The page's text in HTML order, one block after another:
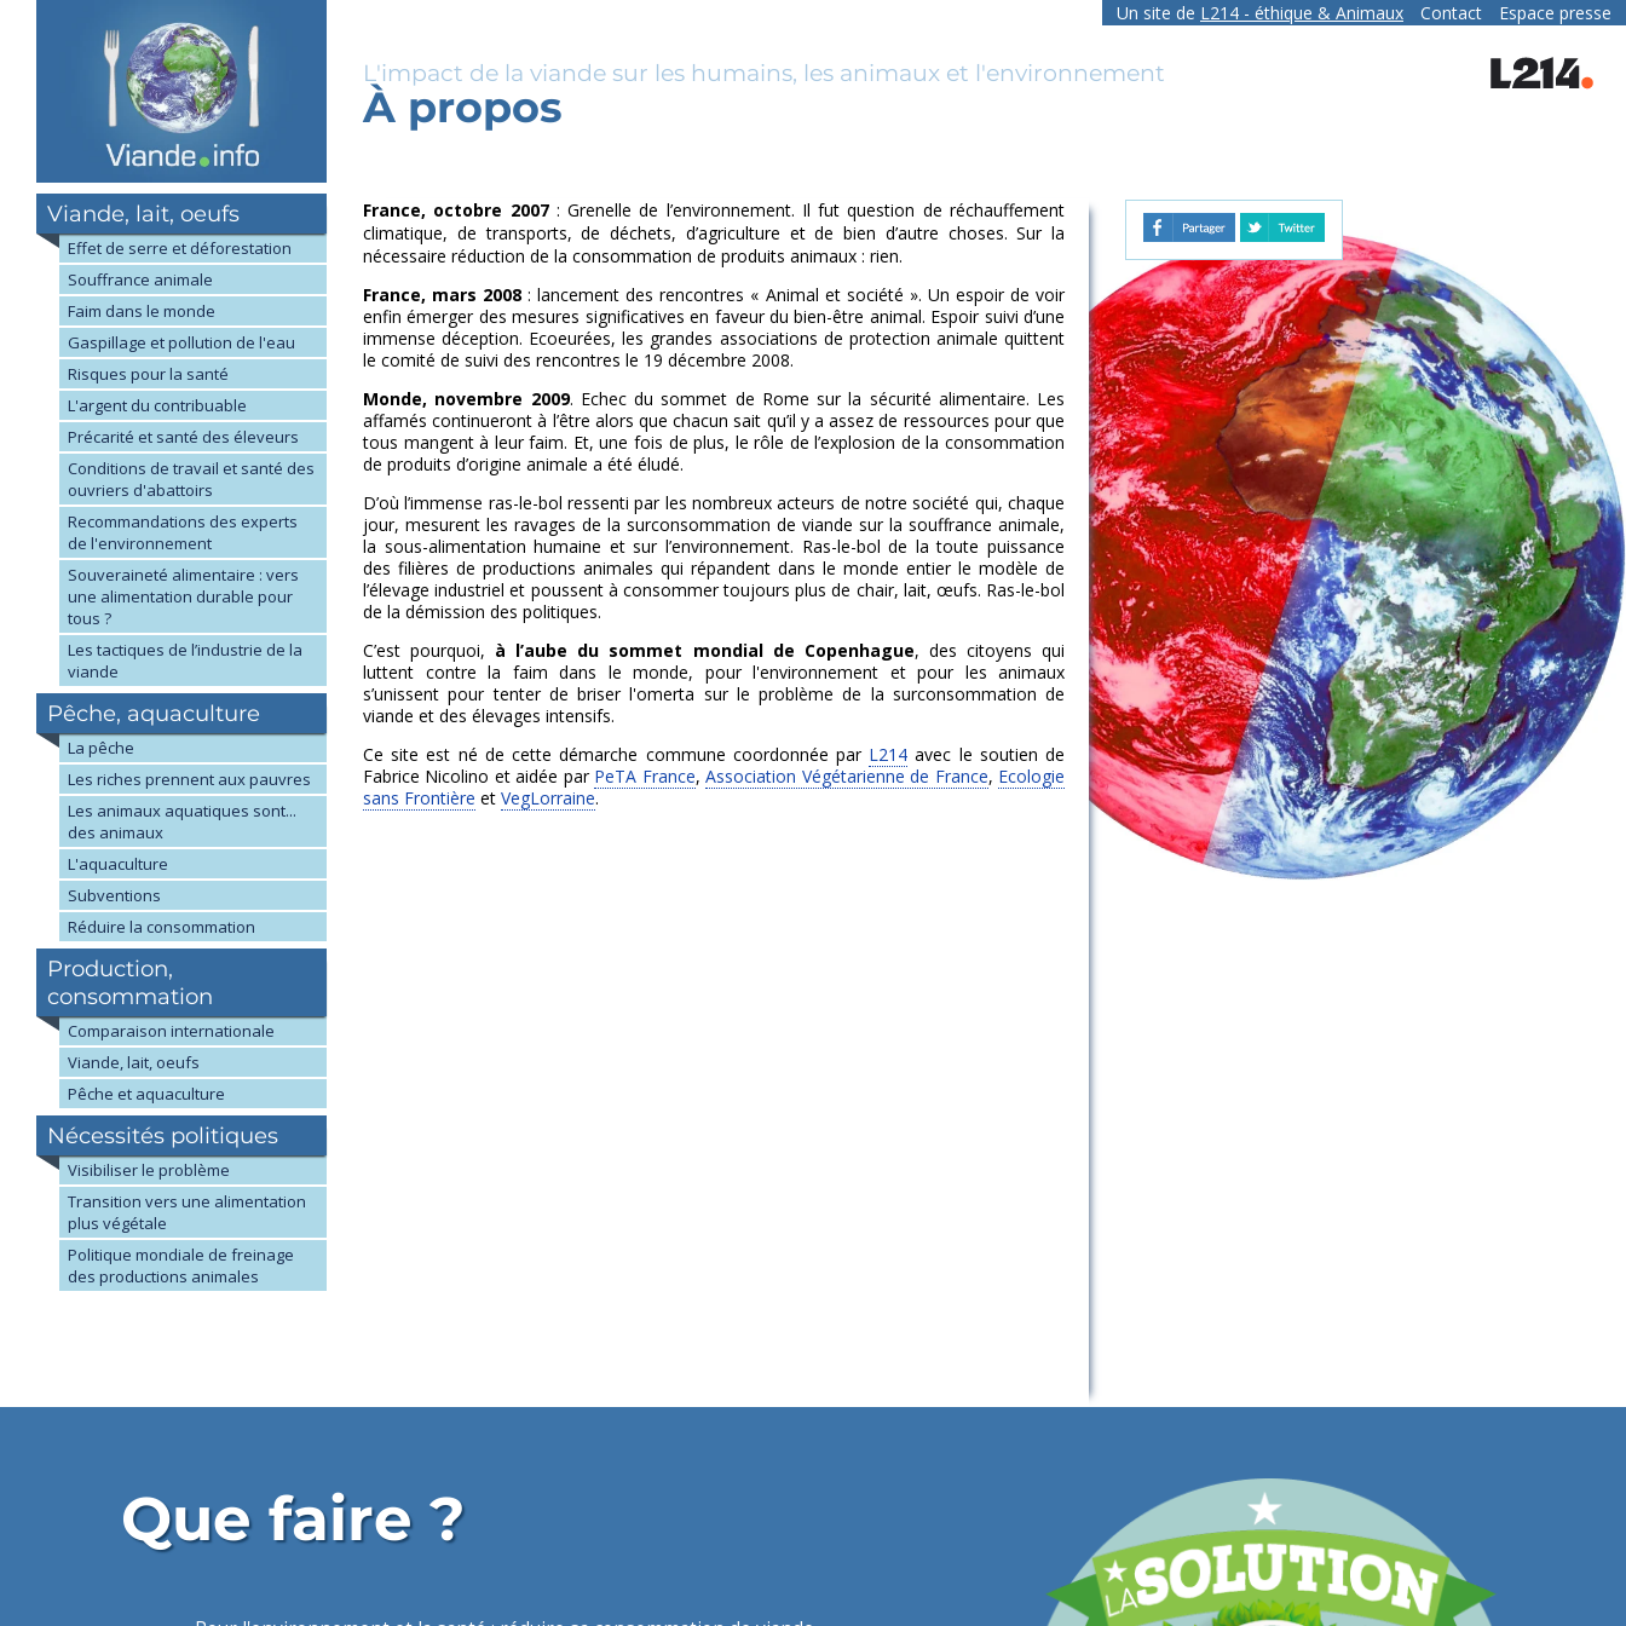
Un site de L214 - éthique & Animaux
contact
Contact Espace presse
Viande, lait, oeufs
Effet de serre et déforestation
Souffrance animale
Faim dans le monde
Gaspillage et pollution de l'eau
Risques pour la santé
L'argent du contribuable
Précarité et santé des éleveurs
Conditions de travail et santé des
ouvriers d'abattoirs
Recommandations des experts
de l'environnement
Souveraineté alimentaire : vers
une alimentation durable pour
tous ?
Les tactiques de l’industrie de la
viande
Pêche, aquaculture
La pêche
Les riches prennent aux pauvres
Les animaux aquatiques sont...
des animaux
L'aquaculture
Subventions
Réduire la consommation
Production,
consommation
Comparaison internationale
Viande, lait, oeufs
Pêche et aquaculture
Nécessités politiques
Visibiliser le problème
Transition vers une alimentation
plus végétale
Politique mondiale de freinage
des productions animales
L'impact de la viande sur les humains, les animaux et l'environnement
À propos
France, octobre 2007: Grenelle de l’environnement. Il fut question de réchauffement
climatique, de transports, de déchets, d’agriculture et de bien d’autre choses. Sur la
nécessaire réduction de la consommation de produits animaux : rien.
France, mars 2008 : lancement des rencontres « Animal et société ». Un espoir de voir
enfin émerger des mesures significatives en faveur du bien-être animal. Espoir suivi d’une
immense déception. Ecoeurées, les grandes associations de protection animale quittent
le comité de suivi des rencontres le 19 décembre 2008.
Monde, novembre 2009. Echec du sommet de Rome sur la sécurité alimentaire. Les
affamés continueront à l’être alors que chacun sait qu’il y a assez de ressources pour que
tous mangent à leur faim. Et, une fois de plus, le rôle de l’explosion de la consommation
de produits d’origine animale a été éludé.
D’où l’immense ras-le-bol ressenti par les nombreux acteurs de notre société qui, chaque
jour, mesurent les ravages de la surconsommation de viande sur la souffrance animale,
la sous-alimentation humaine et sur l’environnement. Ras-le-bol de la toute puissance
des filières de productions animales qui répandent dans le monde entier le modèle de
l’élevage industriel et poussent à consommer toujours plus de chair, lait, œufs. Ras-le-bol
de la démission des politiques.
C’est pourquoi, à l’aube du sommet mondial de Copenhague, des citoyens qui
luttent contre la faim dans le monde, pour l'environnement et pour les animaux
s’unissent pour tenter de briser l'omerta sur le problème de la surconsommation de
viande et des élevages intensifs.
Ce site est né de cette démarche commune coordonnée par L214 avec le soutien de
Fabrice Nicolino et aidée par PeTA France,Association Végétarienne de France, Ecologie
sans Frontière et VegLorraine.
Que faire ?